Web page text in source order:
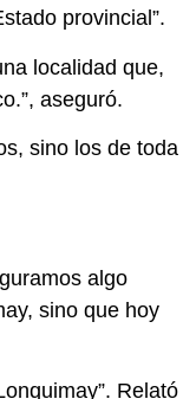
provincial”.
localidad que,
aseguró.
sino los de toda
algo
sino que hoy
Relató